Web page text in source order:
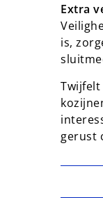
Extra
is,
Twijfelt
gerust